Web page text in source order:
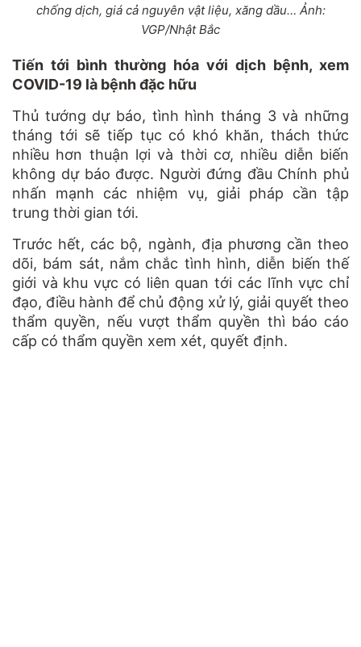
chống dịch, giá cả nguyên vật liệu, xăng dầu… Ảnh:
VGP/Nhật Bắc
Tiến tới bình thường hóa với dịch bệnh, xem
COVID-19 là bệnh đặc hữu
Thủ tướng dự báo, tình hình tháng 3 và những
tháng tới sẽ tiếp tục có khó khăn, thách thức
nhiều hơn thuận lợi và thời cơ, nhiều diễn biến
không dự báo được. Người đứng đầu Chính phủ
nhấn mạnh các nhiệm vụ, giải pháp cần tập
trung thời gian tới.
Trước hết, các bộ, ngành, địa phương cần theo
dõi, bám sát, nắm chắc tình hình, diễn biến thế
giới và khu vực có liên quan tới các lĩnh vực chỉ
đạo, điều hành để chủ động xử lý, giải quyết theo
thẩm quyền, nếu vượt thẩm quyền thì báo cáo
cấp có thẩm quyền xem xét, quyết định.